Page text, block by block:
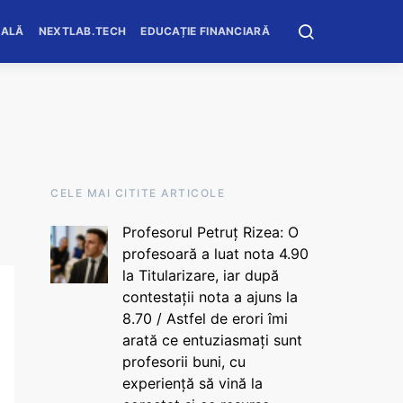
NEXTLAB.TECH EDUCAȚIE FINANCIARĂ
CELE MAI CITITE ARTICOLE
Profesorul Petruț Rizea: O
profesoară a luat nota 4.90
la Titularizare, iar după
contestații nota a ajuns la
8.70 / Astfel de erori îmi
arată ce entuziasmați sunt
profesorii buni, cu
experiență să vină la